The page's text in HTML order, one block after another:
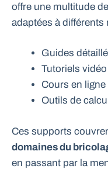
offre une multitude
adaptées à
Guides
Tutoriels vidéo
Cours en
Outils de
Ces supports
domaines du
en passant par la